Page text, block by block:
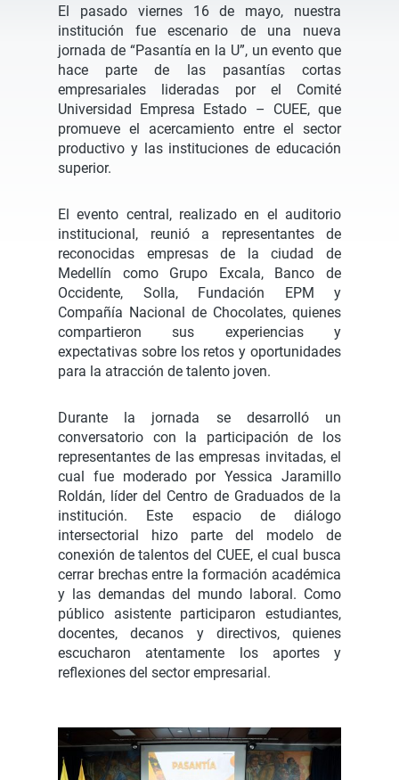
El pasado viernes 16 de mayo, nuestra
institución fue escenario de una nueva
jornada de “Pasantía en la U”, un evento que
hace parte de las pasantías cortas
empresariales lideradas por el Comité
Universidad Empresa Estado – CUEE, que
promueve el acercamiento entre el sector
productivo y las instituciones de educación
superior.
El evento central, realizado en el auditorio
institucional, reunió a representantes de
reconocidas empresas de la ciudad de
Medellín como Grupo Excala, Banco de
Occidente, Solla, Fundación EPM y
Compañía Nacional de Chocolates, quienes
compartieron sus experiencias y
expectativas sobre los retos y oportunidades
para la atracción de talento joven.
Durante la jornada se desarrolló un
conversatorio con la participación de los
representantes de las empresas invitadas, el
cual fue moderado por Yessica Jaramillo
Roldán, líder del Centro de Graduados de la
institución. Este espacio de diálogo
intersectorial hizo parte del modelo de
conexión de talentos del CUEE, el cual busca
cerrar brechas entre la formación académica
y las demandas del mundo laboral. Como
público asistente participaron estudiantes,
docentes, decanos y directivos, quienes
escucharon atentamente los aportes y
reflexiones del sector empresarial.